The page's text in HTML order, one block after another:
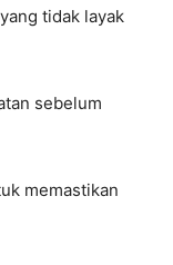
tidak layak
sebelum
memastikan